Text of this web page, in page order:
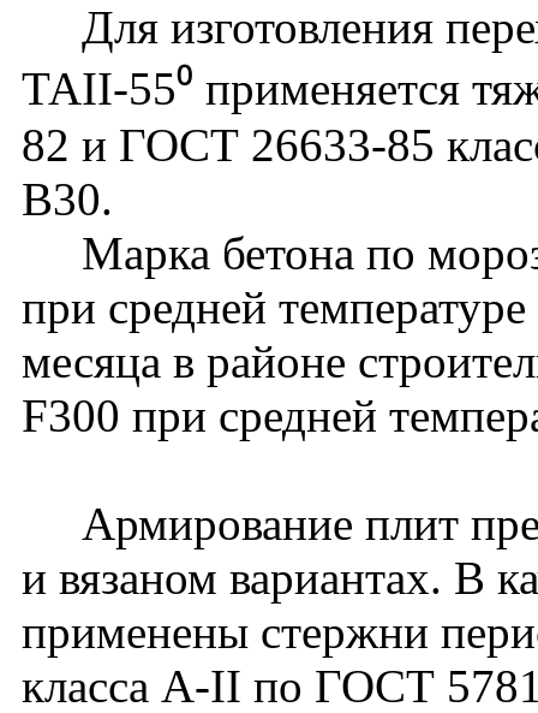
Для изготовления
ТАII-55⁰ применяется
82 и ГОСТ 26633-85
В30.
Марка бетона по
при средней
месяца в районе
F300 при средней
Армирование плит
и вязаном вариантах. В
применены стержни
класса А-II по ГОСТ